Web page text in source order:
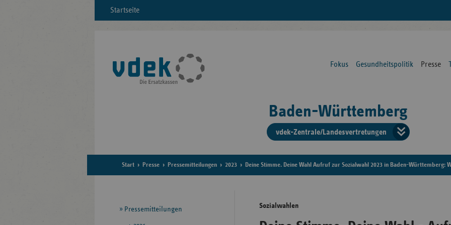
Startseite
Fokus Gesundheitspolitik Presse
Baden-Württemberg
vdek-Zentrale/Landesvertretungen
der
Start Presse Pressemitteilungen 2023 Deine Stimme. Deine Wahl Aufruf zur Sozialwahl 2023 in Baden-Württemberg:
Sozialwahlen
Seitennavigation
Pressemitteilungen